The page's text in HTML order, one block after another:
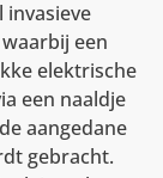
invasieve
een
elektrische
een naaldje
aangedane
gebracht.